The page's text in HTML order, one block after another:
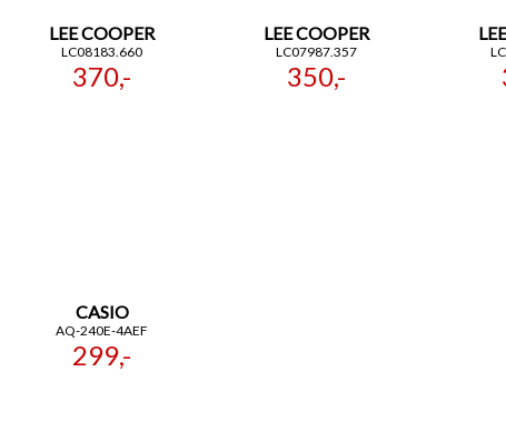
LEE COOPER
LC08183.660
370,-
LEE COOPER
LC07987.357
350,-
CASIO
AQ-240E-4AEF
299,-